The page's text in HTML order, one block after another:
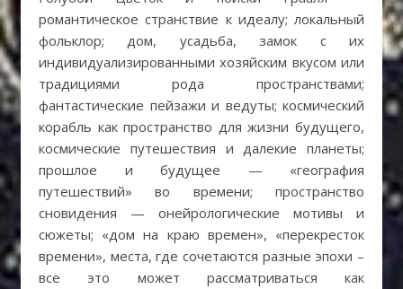
романтическое странствие к идеалу; локальный
фольклор; дом, усадьба, замок с их
индивидуализированными хозяйским вкусом или
традициями рода пространствами;
фантастические пейзажи и ведуты; космический
корабль как пространство для жизни будущего,
космические путешествия и далекие планеты;
прошлое и будущее — «география
путешествий» во времени; пространство
сновидения — онейрологические мотивы и
сюжеты; «дом на краю времен», «перекресток
времени», места, где сочетаются разные эпохи –
все это может рассматриваться как